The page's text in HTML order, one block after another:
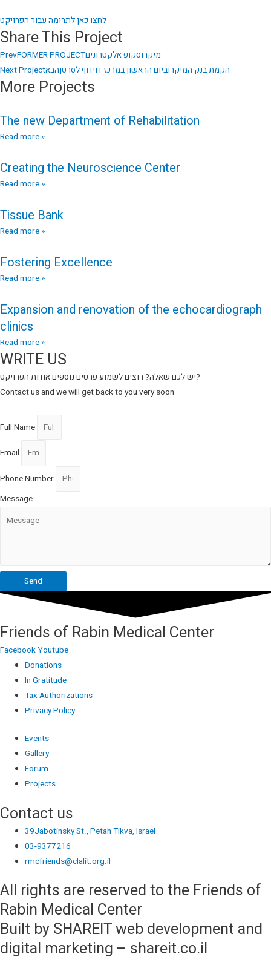
לחצו כאן לתרומה עבור הפרויקט
Share This Project
PrevFORMER PROJECTמיקרוסקופ אלקטרונים
Next Project
הקמת בנק המיקרוביום הראשון במרכז דוידוף לסרטןהבא
More Projects
The new Department of Rehabilitation
Read more »
Creating the Neuroscience Center
Read more »
Tissue Bank
Read more »
Fostering Excellence
Read more »
Expansion and renovation of the echocardiograph
clinics
Read more »
WRITE US
יש לכם שאלה? רוצים לשמוע פרטים נוספים אודות הפרויקט?
Contact us and we will get back to you very soon
Full Name
Email
Phone Number
Message
Send
Friends of Rabin Medical Center
FacebookYoutube
Donations
In Gratitude
Tax Authorizations
Privacy Policy
Events
Gallery
Forum
Projects
Contact us
39Jabotinsky St., Petah Tikva, Israel
03-9377216
rmcfriends@clalit.org.il
All rights are reserved to the Friends of
Rabin Medical Center
Built by SHAREIT web development and
digital marketing – shareit.co.il